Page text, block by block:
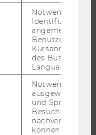
Notwendig zur
Identifizierung
angemeldeten
Benutzers im
des Business
Language
Notwendig um
ausgewählte
und
Besuchers
nachverfolgen
können.